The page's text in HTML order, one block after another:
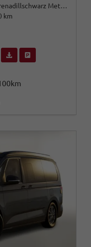
Grenadillschwarz Metallic
km
rufen Sie an
Fahrzeugexposé (PDF)